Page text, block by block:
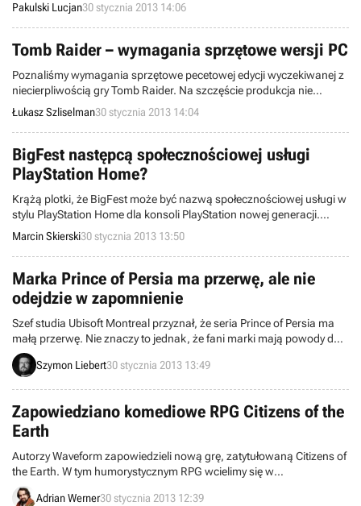
Pakulski Lucjan30 stycznia 2013 14:06
Tomb Raider – wymagania sprzętowe wersji PC
Poznaliśmy wymagania sprzętowe pecetowej edycji wyczekiwanej z
niecierpliwością gry Tomb Raider. Na szczęście produkcja nie
wymaga supermocnego sprzętu, co z pewnością ucieszy
posiadaczy nieco starszych komputerów.
Łukasz Szliselman30 stycznia 2013 14:04
BigFest następcą społecznościowej usługi
PlayStation Home?
Krążą plotki, że BigFest może być nazwą społecznościowej usługi w
stylu PlayStation Home dla konsoli PlayStation nowej generacji.
Firma Sony Computer Entertainment Europe zarejestrowała bowiem
taki znak towarowy, a wszelkie doniesienia wykazują nawiązania do
niezbyt udanej platformy społecznościowej dostępnej dla
posiadaczy PlayStation 3.
Marcin Skierski30 stycznia 2013 13:50
Marka Prince of Persia ma przerwę, ale nie
odejdzie w zapomnienie
Szef studia Ubisoft Montreal przyznał, że seria Prince of Persia ma
małą przerwę. Nie znaczy to jednak, że fani marki mają powody do
obaw – firma na pewno wróci do niej w przyszłości.
Szymon Liebert30 stycznia 2013 13:49
Zapowiedziano komediowe RPG Citizens of the
Earth
Autorzy Waveform zapowiedzieli nową grę, zatytułowaną Citizens of
the Earth. W tym humorystycznym RPG wcielimy się w
wiceprezydenta świata, walczącego z potworami uprzykrzającymi
życie mieszkańcom niewielkiego miasteczka.
Adrian Werner30 stycznia 2013 12:39